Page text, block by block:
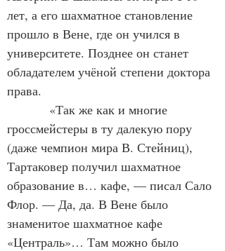
лет, а его шахматное становление
прошло в Вене, где он учился в
университете. Позднее он станет
обладателем учёной степени доктора
права.
гроссмейстеры в ту далекую пору
(даже чемпион мира В. Стейниц),
Тартаковер получил шахматное
образование в… кафе, — писал Сало
Флор. — Да, да. В Вене было
знаменитое шахматное кафе
«Централь»… Там можно было